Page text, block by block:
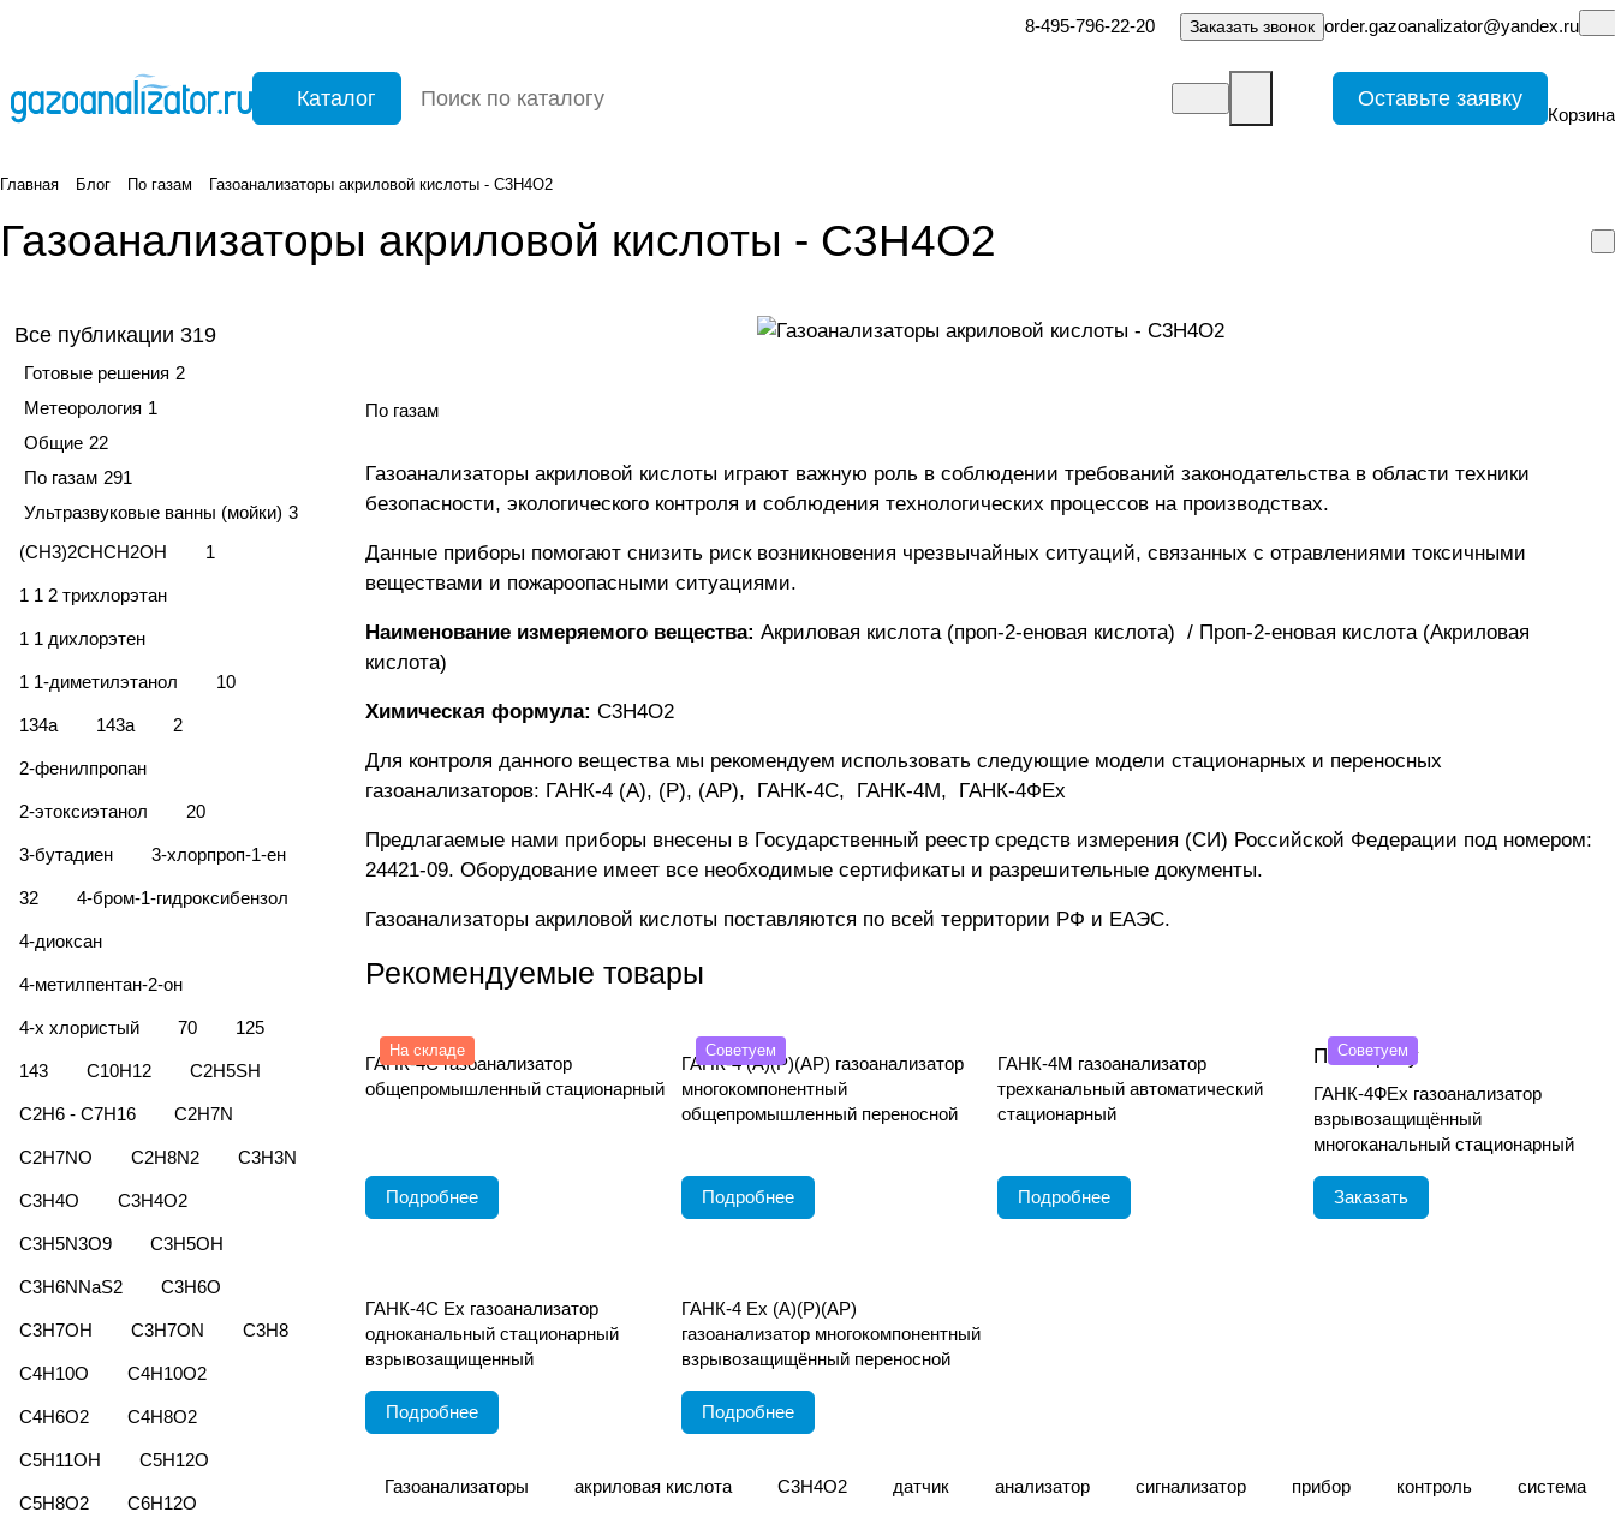
8-495-796-22-20 Заказать звонок order.gazoanalizator@yandex.ru
Каталог Оставьте заявку
Корзина
Главная Блог По газам Газоанализаторы акриловой кислоты - C3H4O2
Газоанализаторы акриловой кислоты - C3H4O2
По газам
Газоанализаторы акриловой кислоты играют важную роль в соблюдении требований законодательства в области техники
безопасности, экологического контроля и соблюдения технологических процессов на производствах.
Данные приборы помогают снизить риск возникновения чрезвычайных ситуаций, связанных с отравлениями токсичными
веществами и пожароопасными ситуациями.
Наименование измеряемого вещества: Акриловая кислота (проп-2-еновая кислота) / Проп-2-еновая кислота (Акриловая
кислота)
Химическая формула: C3H4O2
Для контроля данного вещества мы рекомендуем использовать следующие модели стационарных и переносных
газоанализаторов: ГАНК-4 (А), (Р), (АР), ГАНК-4C, ГАНК-4М, ГАНК-4ФEx
Предлагаемые нами приборы внесены в Государственный реестр средств измерения (СИ) Российской Федерации под номером:
24421-09. Оборудование имеет все необходимые сертификаты и разрешительные документы.
Газоанализаторы акриловой кислоты поставляются по всей территории РФ и ЕАЭС.
Рекомендуемые товары
На складе
ГАНК-4С газоанализатор
общепромышленный стационарный
Подробнее
Советуем
ГАНК-4 (А)(Р)(АР) газоанализатор
многокомпонентный
общепромышленный переносной
Подробнее
ГАНК-4М газоанализатор
трехканальный автоматический
стационарный
Подробнее
Советуем
По запросу
ГАНК-4ФEx газоанализатор
взрывозащищённый
многоканальный стационарный
Заказать
ГАНК-4С Ех газоанализатор
одноканальный стационарный
взрывозащищенный
Подробнее
ГАНК-4 Ех (А)(Р)(АР)
газоанализатор многокомпонентный
взрывозащищённый переносной
Подробнее
Газоанализаторы акриловая кислота C3H4O2 датчик анализатор сигнализатор прибор контроль система
Все публикации 319
Готовые решения 2
Метеорология 1
Общие 22
По газам 291
Ультразвуковые ванны (мойки) 3
(CH3)2CHCH2OH
1
1 1 2 трихлорэтан
1 1 дихлорэтен
1 1-диметилэтанол 10
134а 143а 2
2-фенилпропан
2-этоксиэтанол 20
3-бутадиен 3-хлорпроп-1-ен
32 4-бром-1-гидроксибензол
4-диоксан
4-метилпентан-2-он
4-х хлористый 70 125
143 C10H12 C2H5SH
C2H6 - C7H16 C2H7N
C2H7NO C2H8N2 C3H3N
C3H4O C3H4O2
C3H5N3O9 C3H5OH
C3H6NNaS2 C3H6O
C3H7OH C3H7ON C3H8
C4H10O C4H10O2
C4H6O2 C4H8O2
C5H11OH C5H12O
C5H8O2 C6H12O